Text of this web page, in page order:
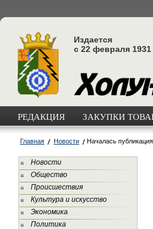
Издается
с 22 февраля 1931
РЕДАКЦИЯ ЗАКУПКИ
Главная Новости Началась
Новости
Общество
Происшествия
Культура и искусство
Экономика
Политика